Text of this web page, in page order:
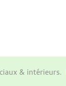
& intérieurs.